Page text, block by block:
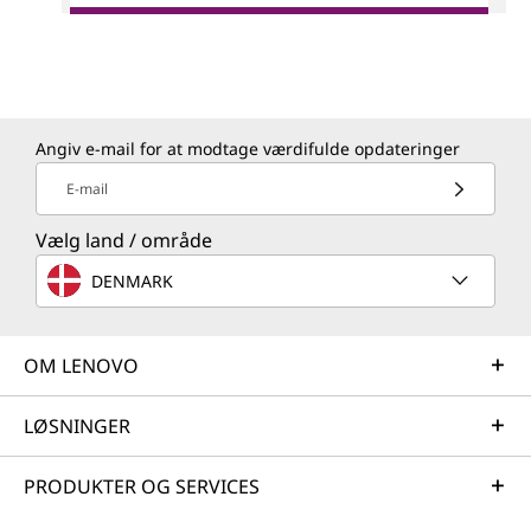
Angiv e-mail for at modtage værdifulde opdateringer
E-mail
Vælg land / område
DENMARK
OM LENOVO
LØSNINGER
PRODUKTER OG SERVICES